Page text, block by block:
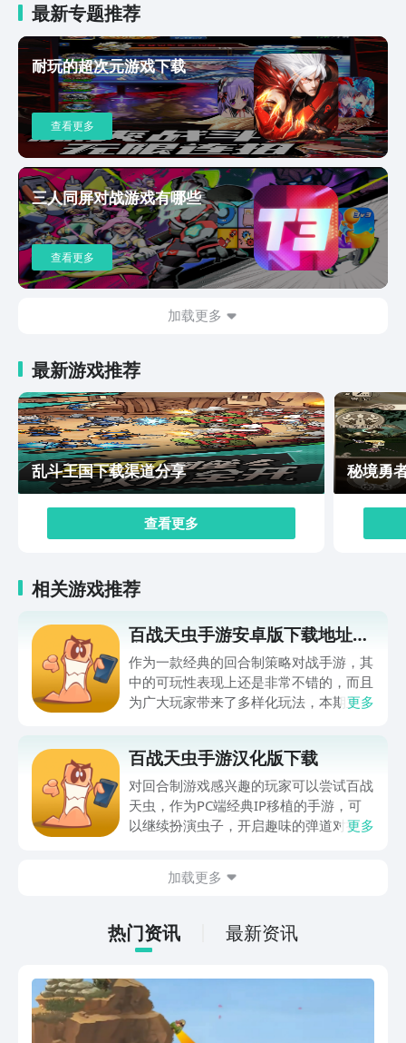
洁直观，使用导航轻松方便，确保每个动作畅通无阻，专
注战斗本身。这里有丰富的武器库，比如燃烧炸弹，香蕉
炸弹，还有神秘的黑利彗星，有30多种独特武器等待发
掘，随心所欲制定战术，让每一场战斗都与众不同。玩法
十分经典，可自己在线，或者与好伙伴联机战斗，最多四
个玩家同时参与，控制自己的虫虫小队，卡通2D手绘风
格，画风比较搞笑，虫子造型滑稽有趣，让战斗氛围比较
愉快。百战天虫手游汉化版下载相关介绍到这边就全部结
束了，通过以上的讲解，大家对该游戏大体玩法想必也了
解清楚了，玩法虽然简单，却不失策略和乐趣，想要体验
欢快的战斗，那就赶紧下载。
最新专题推荐
耐玩的超次元游戏下载
查看更多
三人同屏对战游戏有哪些
查看更多
加载更多
最新游戏推荐
乱斗王国下载渠道分享
查看更多
秘境勇
相关游戏推荐
百战天虫手游安卓版下载地址分
享
作为一款经典的回合制策略对战手游，其
中的可玩性表现上还是非常不错的，而且
为广大玩家带来了多样化玩法，本期主要
体验，就必须要去选择九游平台来帮自己
预约，该软件作为阿里巴巴灵犀互娱旗下
的软件，它带来了最多的手游福利，我们
如果去开省钱卡的话，每月就可以去得到
更多
百战天虫手游汉化版下载
对回合制游戏感兴趣的玩家可以尝试百战
天虫，作为PC端经典IP移植的手游，可
以继续扮演虫子，开启趣味的弹道对抗，
手游汉化版下载链接会在下面分享，趣味
成员都能感受到充满策略的考验，游戏难
度相对来说比较低，每次挑战都能收获大
更多
加载更多
热门资讯 最新资讯